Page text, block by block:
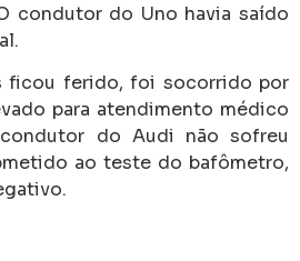
condutor do Uno havia saído
ficou ferido, foi socorrido por
para atendimento médico
do Audi não sofreu
ao teste do bafômetro,